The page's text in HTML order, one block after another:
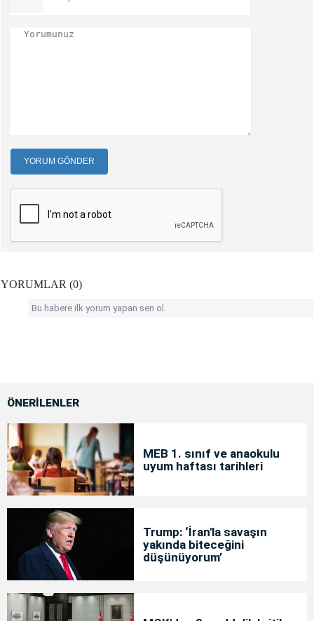
YORUM GÖNDER
YORUMLAR (0)
Bu habere ilk yorum yapan sen ol.
ÖNERİLENLER
MEB 1. sınıf ve anaokulu
uyum haftası tarihleri
Trump: ‘İran'la savaşın
yakında biteceğini
düşünüyorum’